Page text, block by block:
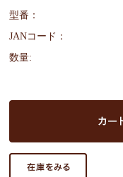
型番：
JANコード：
数量: